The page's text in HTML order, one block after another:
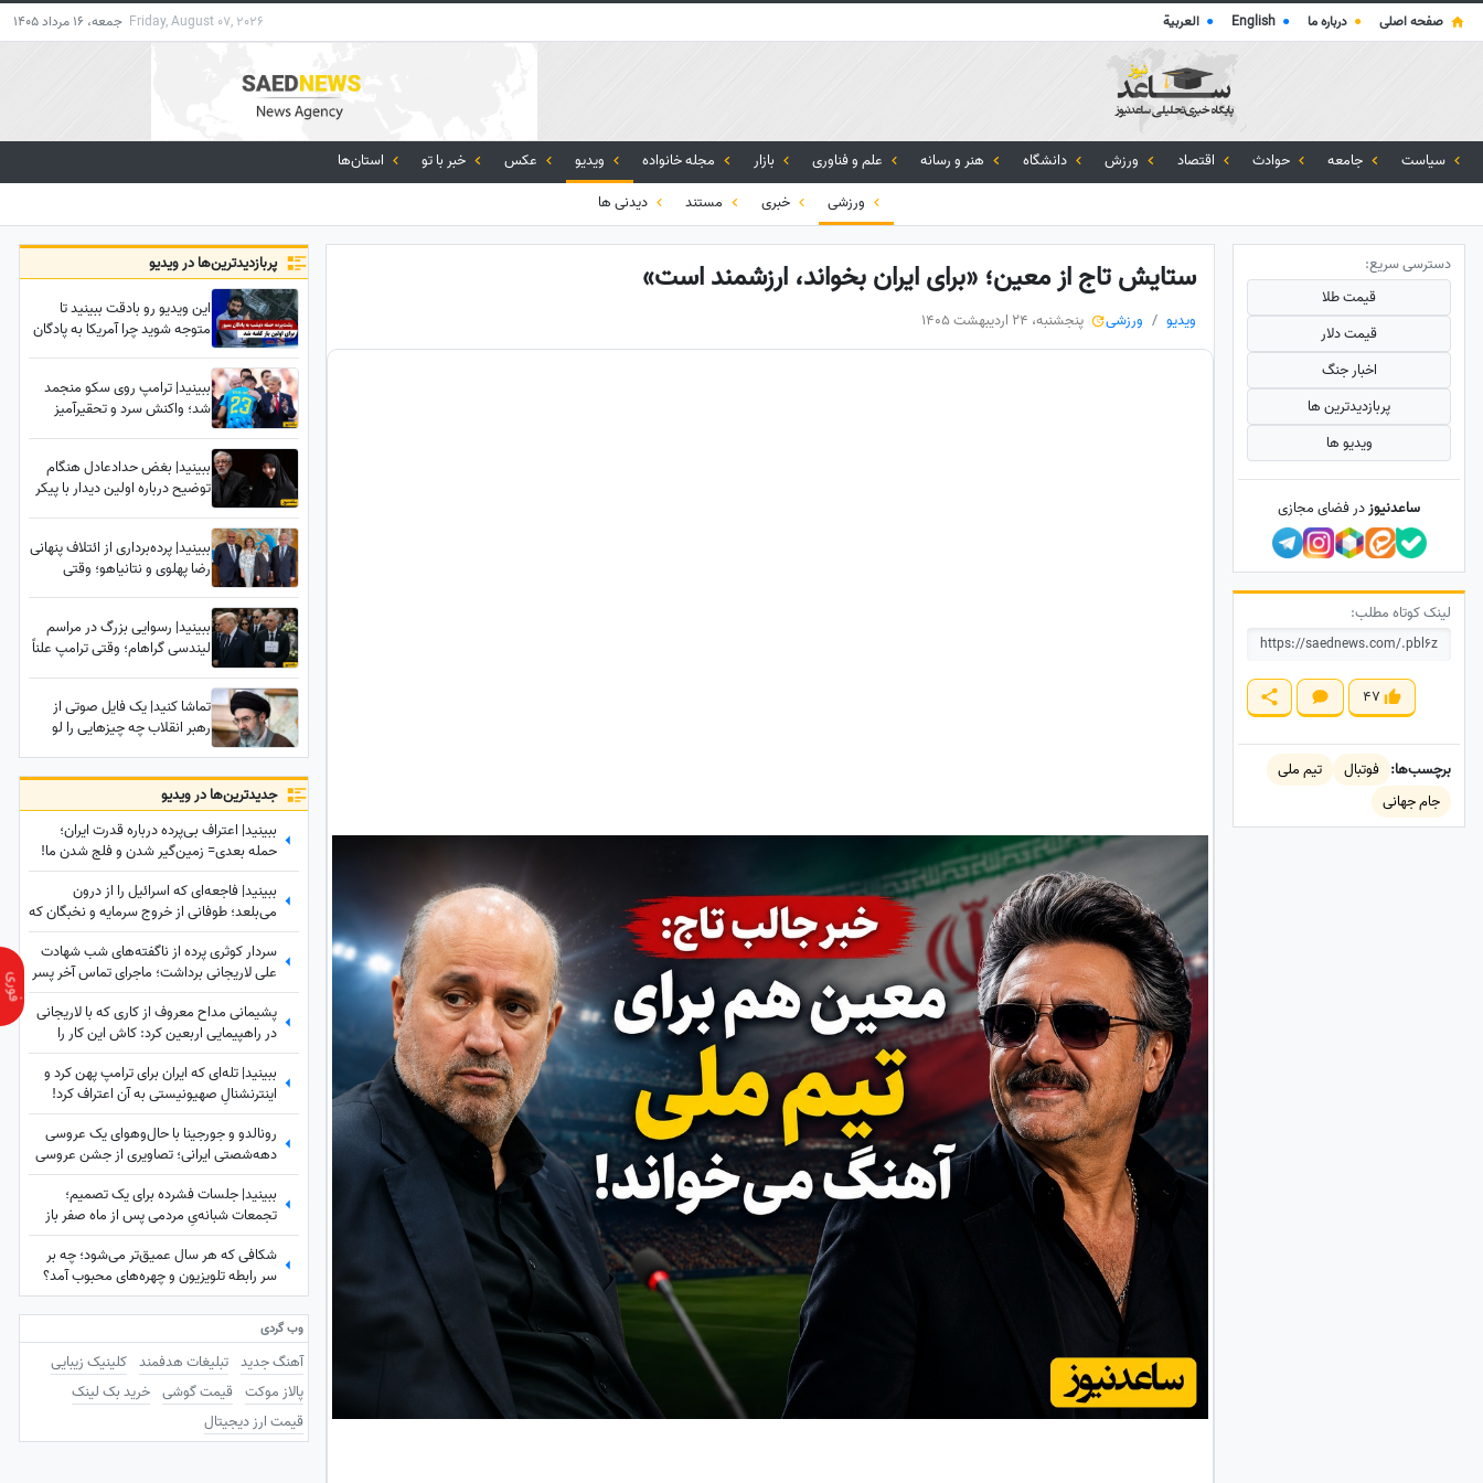
صفحه اصلی ● درباره ما ●
English
● العربية Friday, August 07, 2026 جمعه، 16 مرداد 1405
سیاست جامعه حوادث اقتصاد ورزش دانشگاه هنر و رسانه علم و فناوری بازار مجله خانواده ویدیو عکس خبر با تو
استان‌ها
ورزشی
خبری مستند دیدنی ها
ستایش تاج از معین؛ «برای ایران بخواند، ارزشمند است»
ویدیو ورزشی پنجشنبه، 24 اردیبهشت 1405
پربازدید‌ترین‌ها در ویدیو
این ویدیو رو بادقت ببینید تا
متوجه شوید چرا آمریکا به پادگان
ببینید| ترامپ روی سکو منجمد
شد؛ واکنش سرد و تحقیرآمیز
جلوی دوربین‌ها به آتش کشید!
ببینید| بغض حدادعادل هنگام
توضیح درباره اولین دیدار با پیکر
زهرا رو برای غسل دادن به ما
تحویل دادند دیدیم که...
ببینید| پرده‌برداری از ائتلاف پنهانی
رضا پهلوی و نتانیاهو؛ وقتی
می‌کنند!
ببینید| رسوایی بزرگ در مراسم
لیندسی گراهام؛ وقتی ترامپ علناً
تماشا کنید| یک فایل صوتی از
رهبر انقلاب چه چیزهایی را لو
صدا که چیزی از آن نمی‌دانستید
جدید‌ترین‌ها در ویدیو
ببینید| اعتراف بی‌پرده درباره قدرت ایران؛
حمله بعدی= زمین‌گیر شدن و فلج شدن ما!
ببینید| فاجعه‌ای که اسرائیل را از درون
می‌بلعد؛ طوفانی از خروج سرمایه و نخبگان که
نتانیاهو را به خاک سیاه نشاند!
سردار کوثری پرده از ناگفته‌های شب شهادت
علی لاریجانی برداشت؛ ماجرای تماس آخر پسر
شهید لاریجانی چه بود؟
پشیمانی مداح معروف از کاری که با لاریجانی
در راهپیمایی اربعین کرد: کاش این کار را
نمی‌کردم
ببینید| تله‌ای که ایران برای ترامپ پهن کرد و
اینترنشنالِ صهیونیستی به آن اعتراف کرد!
رونالدو و جورجینا با حال‌وهوای یک عروسی
دهه‌شصتی ایرانی؛ تصاویری از جشن عروسی
ستاره فوتبال با حضور هالند، امباپه و مسی
که همه را غافلگیر کرد!
ببینید| جلسات فشرده برای یک تصمیم؛
تجمعات شبانه‌یِ مردمی پس از ماه صفر باز
هم ادامه دارد؟
شکافی که هر سال عمیق‌تر می‌شود؛ چه بر
سر رابطه تلویزیون و چهره‌های محبوب آمد؟
وب گردی
آهنگ جدید تبلیغات هدفمند کلینیک زیبایی
پالاز موکت قیمت گوشی خرید بک لینک
قیمت ارز دیجیتال
دسترسی سریع:
قیمت طلا
قیمت دلار
اخبار جنگ
پربازدید‌ترین ها
ویدیو ها
ساعدنیوزدر فضای مجازی
لینک کوتاه مطلب:
47
برچسب‌ها: فوتبال
تیم ملی
جام جهانی